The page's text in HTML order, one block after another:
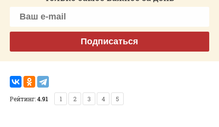
Подписаться
Рейтинг:4.91 1 2 3 4 5